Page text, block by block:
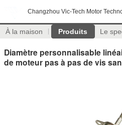
Changzhou Vic-Tech Motor
À la maison Produits Le
Diamètre personnalisable
de moteur pas à pas de vis